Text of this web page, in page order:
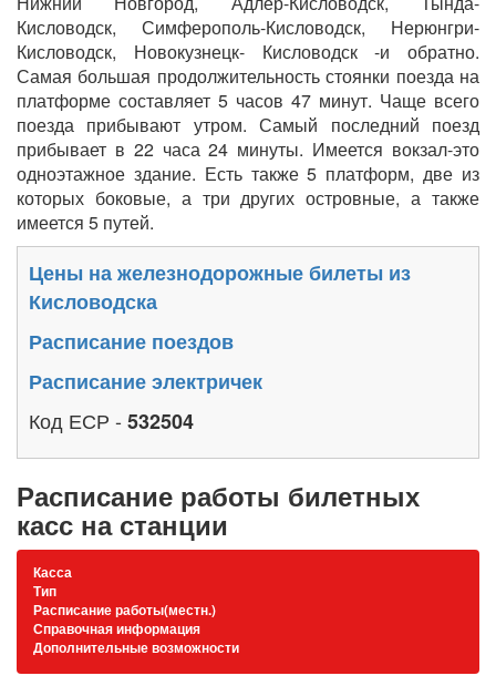
Кисловодск, Симферополь-Кисловодск, Нерюнгри-
Кисловодск, Новокузнецк- Кисловодск -и обратно.
Самая большая продолжительность стоянки поезда на
платформе составляет 5 часов 47 минут. Чаще всего
поезда прибывают утром. Самый последний поезд
прибывает в 22 часа 24 минуты. Имеется вокзал-это
одноэтажное здание. Есть также 5 платформ, две из
которых боковые, а три других островные, а также
имеется 5 путей.
Цены на железнодорожные билеты из
Кисловодска
Расписание поездов
Расписание электричек
Код ЕСР - 532504
Расписание работы билетных
касс на станции
Касса
Тип
Расписание работы(местн.)
Справочная информация
Дополнительные возможности